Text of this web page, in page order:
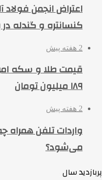
اعتراض انجمن فولاد
کنسانتره و گندله
2 هفته پیش
قیمت طلا و سکه
۱۸۹ میلیون تومان
2 هفته پیش
واردات تلفن همراه
می‌شود؟
پربازدید سال